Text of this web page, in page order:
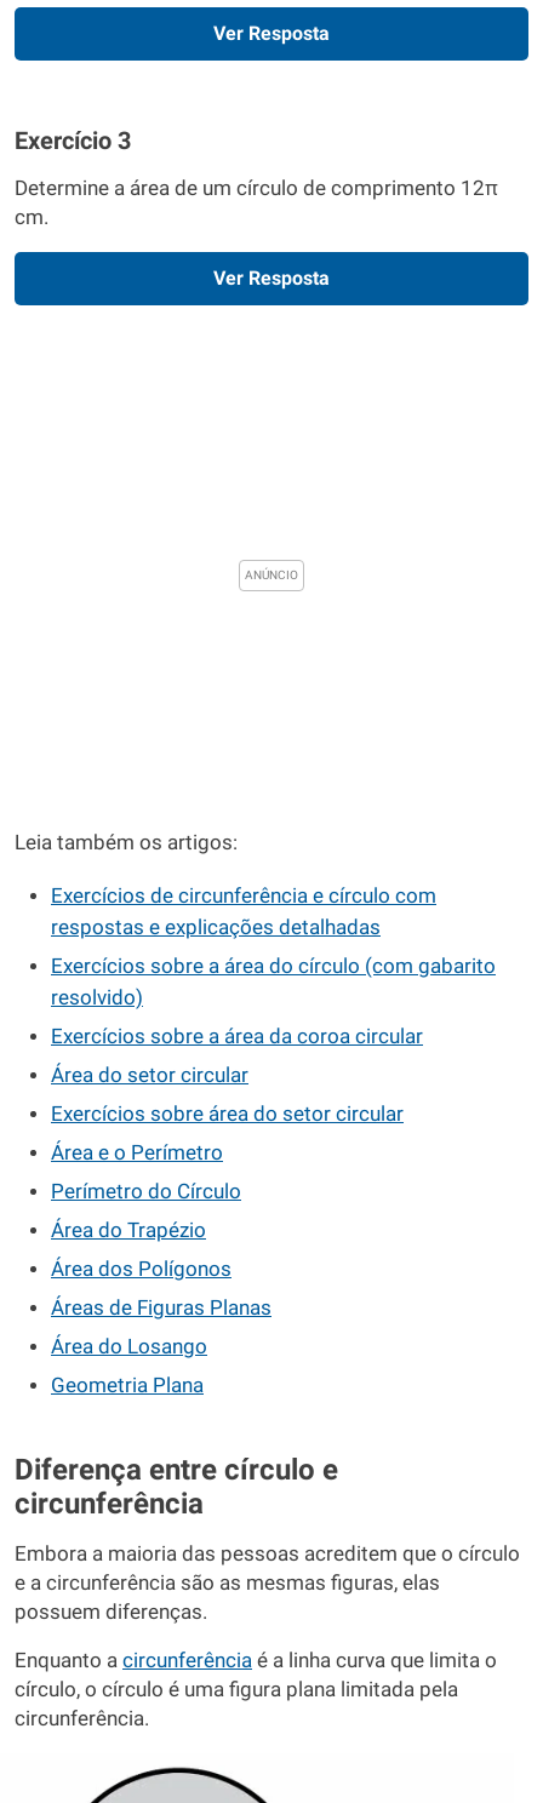
Ver Resposta
Exercício 3
Determine a área de um círculo de comprimento 12π
cm.
Ver Resposta
Leia também os artigos:
Exercícios de circunferência e círculo com
respostas e explicações detalhadas
Exercícios sobre a área do círculo (com gabarito
resolvido)
Exercícios sobre a área da coroa circular
Área do setor circular
Exercícios sobre área do setor circular
Área e o Perímetro
Perímetro do Círculo
Área do Trapézio
Área dos Polígonos
Áreas de Figuras Planas
Área do Losango
Geometria Plana
Diferença entre círculo e
circunferência
Embora a maioria das pessoas acreditem que o círculo
e a circunferência são as mesmas figuras, elas
possuem diferenças.
Enquanto a circunferência é a linha curva que limita o
círculo, o círculo é uma figura plana limitada pela
circunferência.